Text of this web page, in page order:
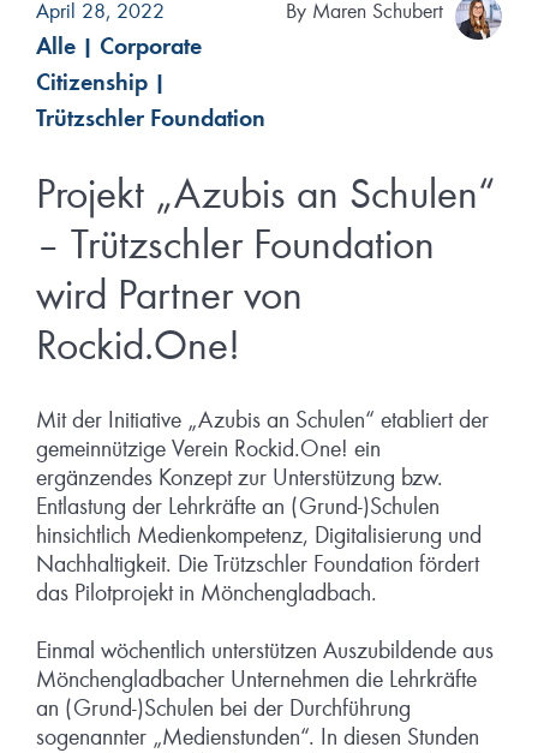
April 28, 2022
Alle
Corporate
Citizenship
Trützschler Foundation
By Maren Schubert
Projekt „Azubis an Schulen“
– Trützschler Foundation
wird Partner von
Rockid.One!
Mit der Initiative „Azubis an Schulen“ etabliert der
gemeinnützige Verein Rockid.One! ein
ergänzendes Konzept zur Unterstützung bzw.
Entlastung der Lehrkräfte an (Grund-)Schulen
hinsichtlich Medienkompetenz, Digitalisierung und
Nachhaltigkeit. Die Trützschler Foundation fördert
das Pilotprojekt in Mönchengladbach.
Einmal wöchentlich unterstützen Auszubildende aus
Mönchengladbacher Unternehmen die Lehrkräfte
an (Grund-)Schulen bei der Durchführung
sogenannter „Medienstunden“. In diesen Stunden